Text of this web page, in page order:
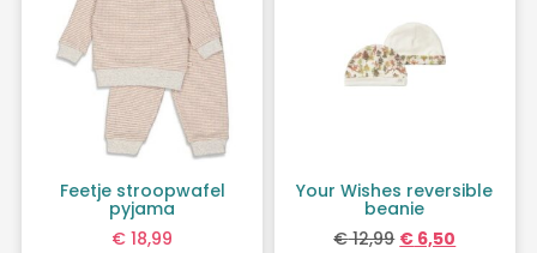
Feetje stroopwafel
pyjama
€ 18,99
Your Wishes reversible
beanie
€12,99 € 6,50